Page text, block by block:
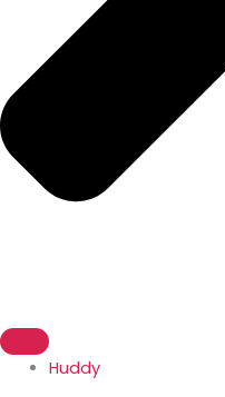
Huddy